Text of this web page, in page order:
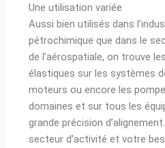
Une utilisation variée
Aussi bien utilisés dans
pétrochimique que dans le
de l’aérospatiale, on trouve
élastiques sur les systèmes
moteurs ou encore les
domaines et sur tous les
grande précision
secteur d’activité et votre